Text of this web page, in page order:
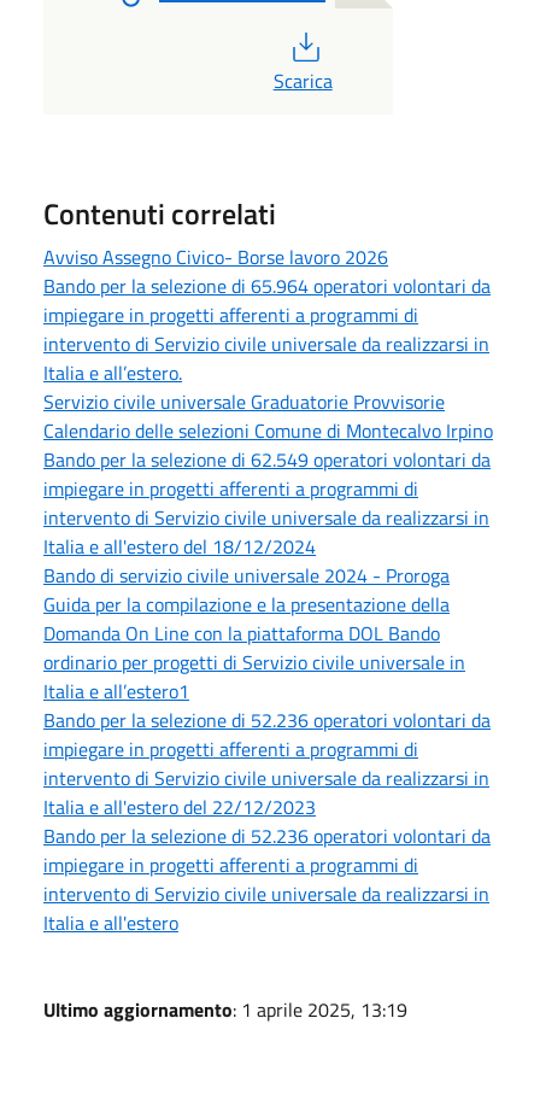
Scarica
Contenuti correlati
Avviso Assegno Civico- Borse lavoro 2026
Bando per la selezione di 65.964 operatori volontari da
impiegare in progetti afferenti a programmi di
intervento di Servizio civile universale da realizzarsi in
Italia e all’estero.
Servizio civile universale Graduatorie Provvisorie
Calendario delle selezioni Comune di Montecalvo Irpino
Bando per la selezione di 62.549 operatori volontari da
impiegare in progetti afferenti a programmi di
intervento di Servizio civile universale da realizzarsi in
Italia e all'estero del 18/12/2024
Bando di servizio civile universale 2024 - Proroga
Guida per la compilazione e la presentazione della
Domanda On Line con la piattaforma DOL Bando
ordinario per progetti di Servizio civile universale in
Italia e all’estero1
Bando per la selezione di 52.236 operatori volontari da
impiegare in progetti afferenti a programmi di
intervento di Servizio civile universale da realizzarsi in
Italia e all'estero del 22/12/2023
Bando per la selezione di 52.236 operatori volontari da
impiegare in progetti afferenti a programmi di
intervento di Servizio civile universale da realizzarsi in
Italia e all'estero
Ultimo aggiornamento: 1 aprile 2025, 13:19